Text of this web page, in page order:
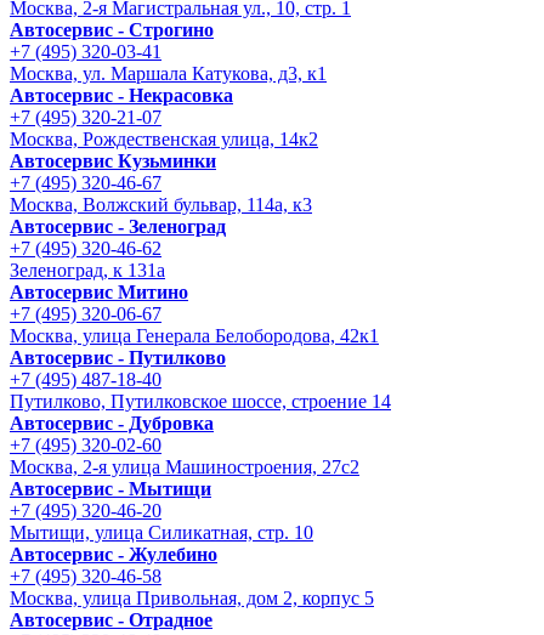
Москва, 2-я Магистральная ул., 10, стр. 1
Автосервис - Строгино
+7 (495) 320-03-41
Москва, ул. Маршала Катукова, д3, к1
Автосервис - Некрасовка
+7 (495) 320-21-07
Москва, Рождественская улица, 14к2
Автосервис Кузьминки
+7 (495) 320-46-67
Москва, Волжский бульвар, 114а, к3
Автосервис - Зеленоград
+7 (495) 320-46-62
Зеленоград, к 131а
Автосервис Митино
+7 (495) 320-06-67
Москва, улица Генерала Белобородова, 42к1
Автосервис - Путилково
+7 (495) 487-18-40
Путилково, Путилковское шоссе, строение 14
Автосервис - Дубровка
+7 (495) 320-02-60
Москва, 2-я улица Машиностроения, 27с2
Автосервис - Мытищи
+7 (495) 320-46-20
Мытищи, улица Силикатная, стр. 10
Автосервис - Жулебино
+7 (495) 320-46-58
Москва, улица Привольная, дом 2, корпус 5
Автосервис - Отрадное